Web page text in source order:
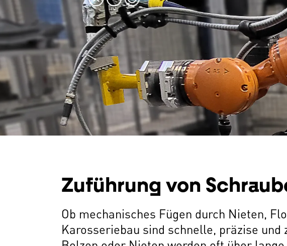
Zuführung von
Ob mechanisches Fügen durch Nieten,
Karosseriebau sind schnelle, präzise